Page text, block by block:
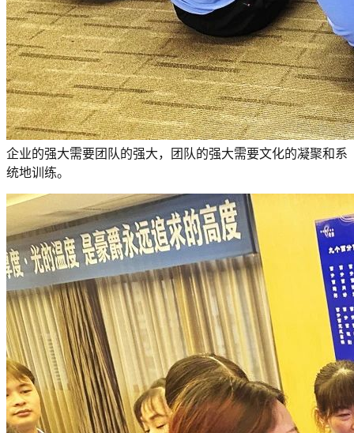
企业的强大需要团队的强大，团队的强大需要文化的凝聚和系
统地训练。